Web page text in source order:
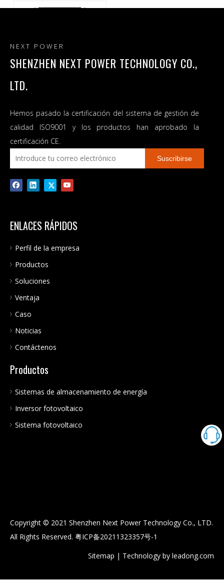
venta de fábrica en stock
NEXT POWER
SHENZHEN NEXT POWER TECHNOLOGY CO.,
LTD.
Hemos pasado la certificación del sistema de gestión de
calidad ISO9001 y los productos han aprobado la
certificación CE.
Suscribirse
ENLACES RÁPIDOS
Perfil de la empresa
Productos
Soluciones
Ventaja
Caso
Noticias
Contáctenos
Productos
Sistemas de almacenamiento de energía
Inversor fotovoltaico
Sistema fotovoltaico
Copyright © 2021 Shenzhen Next Power Technology Co., LTD.
All Rights Reserved. 粤ICP备20211323357号-1
Sitemap | Technology by leadong.com